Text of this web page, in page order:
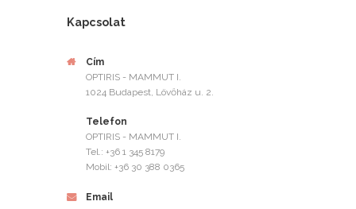
Kapcsolat
Cím
OPTIRIS - MAMMUT I.
1024 Budapest, Lövőház u. 2.
Telefon
OPTIRIS - MAMMUT I.
Tel.: +36 1 345 8179
Mobil: +36 30 388 0365
Email